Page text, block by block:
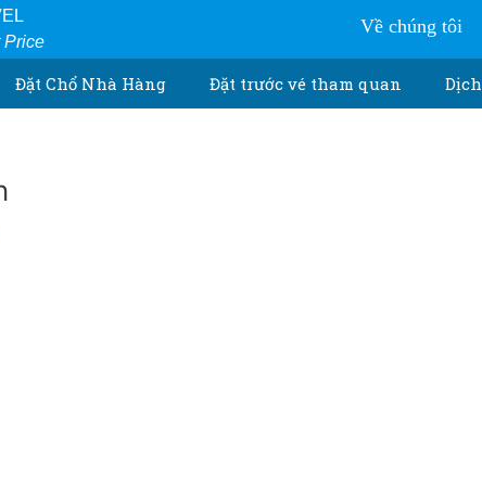
Price
Về chúng tôi
Đặt Chổ Nhà Hàng Đặt trước vé tham quan